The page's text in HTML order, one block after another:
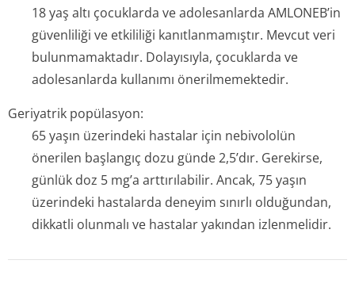
18 yaş altı çocuklarda ve adolesanlarda AMLONEB’in
güvenliliği ve etkililiği kanıtlanmamıştır. Mevcut veri
bulunmamaktadır. Dolayısıyla, çocuklarda ve
adolesanlarda kullanımı önerilmemektedir.
Geriyatrik popülasyon:
65 yaşın üzerindeki hastalar için nebivololün
önerilen başlangıç dozu günde 2,5’dır. Gerekirse,
günlük doz 5 mg’a arttırılabilir. Ancak, 75 yaşın
üzerindeki hastalarda deneyim sınırlı olduğundan,
dikkatli olunmalı ve hastalar yakından izlenmelidir.